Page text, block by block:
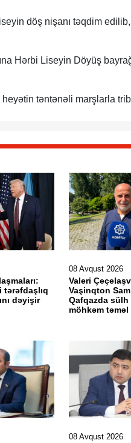
döş nişanı təqdim
Hərbi Liseyin Döyüş
heyətin təntənəli marşlarla
tərəfdaşlıq
dəyişir
08 Avqust 2026
Valeri
Vaşinqton
Qafqazda sülh
möhkəm təməl
08 Avqust 2026